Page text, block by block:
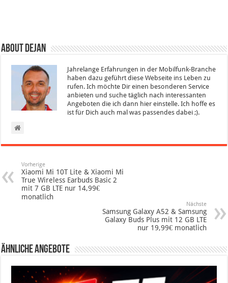
About Dejan
Jahrelange Erfahrungen in der Mobilfunk-Branche
haben dazu geführt diese Webseite ins Leben zu
rufen. Ich möchte Dir einen besonderen Service
anbieten und suche täglich nach interessanten
Angeboten die ich dann hier einstelle. Ich hoffe es
ist für Dich auch mal was passendes dabei ;).
Vorherige
Xiaomi Mi 10T Lite & Xiaomi Mi
True Wireless Earbuds Basic 2
mit 7 GB LTE nur 14,99€
monatlich
Nächste
Samsung Galaxy A52 & Samsung
Galaxy Buds Plus mit 12 GB LTE
nur 19,99€ monatlich
Ähnliche Angebote